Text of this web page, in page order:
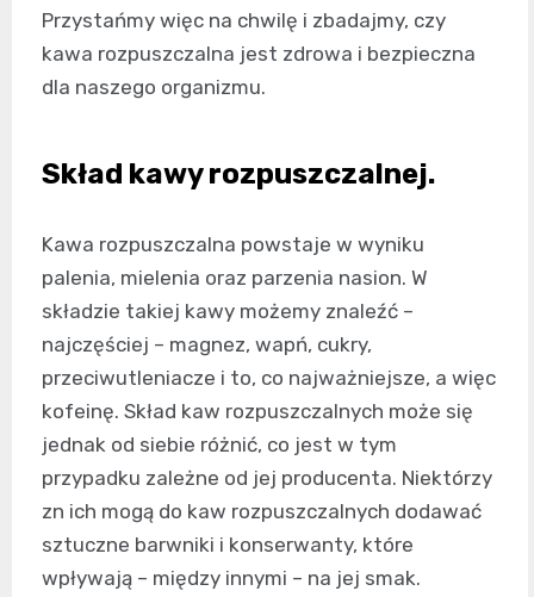
Przystańmy więc na chwilę i zbadajmy, czy
kawa rozpuszczalna jest zdrowa i bezpieczna
dla naszego organizmu.
Skład kawy rozpuszczalnej.
Kawa rozpuszczalna powstaje w wyniku
palenia, mielenia oraz parzenia nasion. W
składzie takiej kawy możemy znaleźć –
najczęściej – magnez, wapń, cukry,
przeciwutleniacze i to, co najważniejsze, a więc
kofeinę. Skład kaw rozpuszczalnych może się
jednak od siebie różnić, co jest w tym
przypadku zależne od jej producenta. Niektórzy
zn ich mogą do kaw rozpuszczalnych dodawać
sztuczne barwniki i konserwanty, które
wpływają – między innymi – na jej smak.